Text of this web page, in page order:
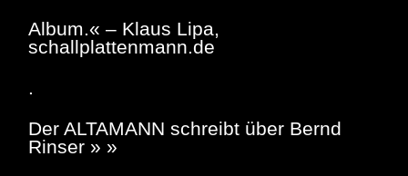
Album.« – Klaus Lipa,
schallplattenmann.de
.
Der ALTAMANN schreibt über Bernd
Rinser » »